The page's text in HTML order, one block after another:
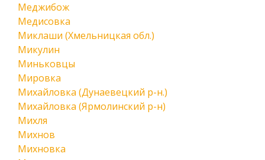
Меджибож
Медисовка
Миклаши (Хмельницкая обл.)
Микулин
Миньковцы
Мировка
Михайловка (Дунаевецкий р-н.)
Михайловка (Ярмолинский р-н)
Михля
Михнов
Михновка